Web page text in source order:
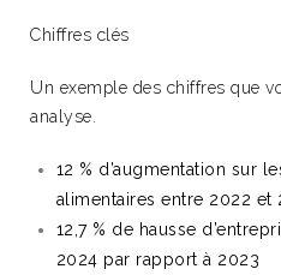
Chiffres clés
Un exemple des chiffres que
analyse.
12 % d’augmentation sur
alimentaires entre 2022 et
12,7 % de hausse
2024 par rapport à 2023